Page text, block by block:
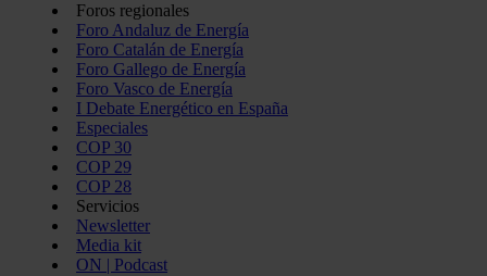
Foros regionales
Foro Andaluz de Energía
Foro Catalán de Energía
Foro Gallego de Energía
Foro Vasco de Energía
I Debate Energético en España
Especiales
COP 30
COP 29
COP 28
Servicios
Newsletter
Media kit
ON | Podcast